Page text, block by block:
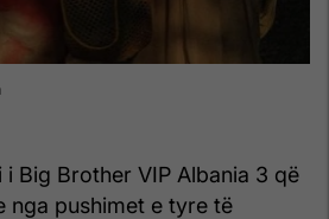
Big Brother VIP Albania 3 që
nga pushimet e tyre të